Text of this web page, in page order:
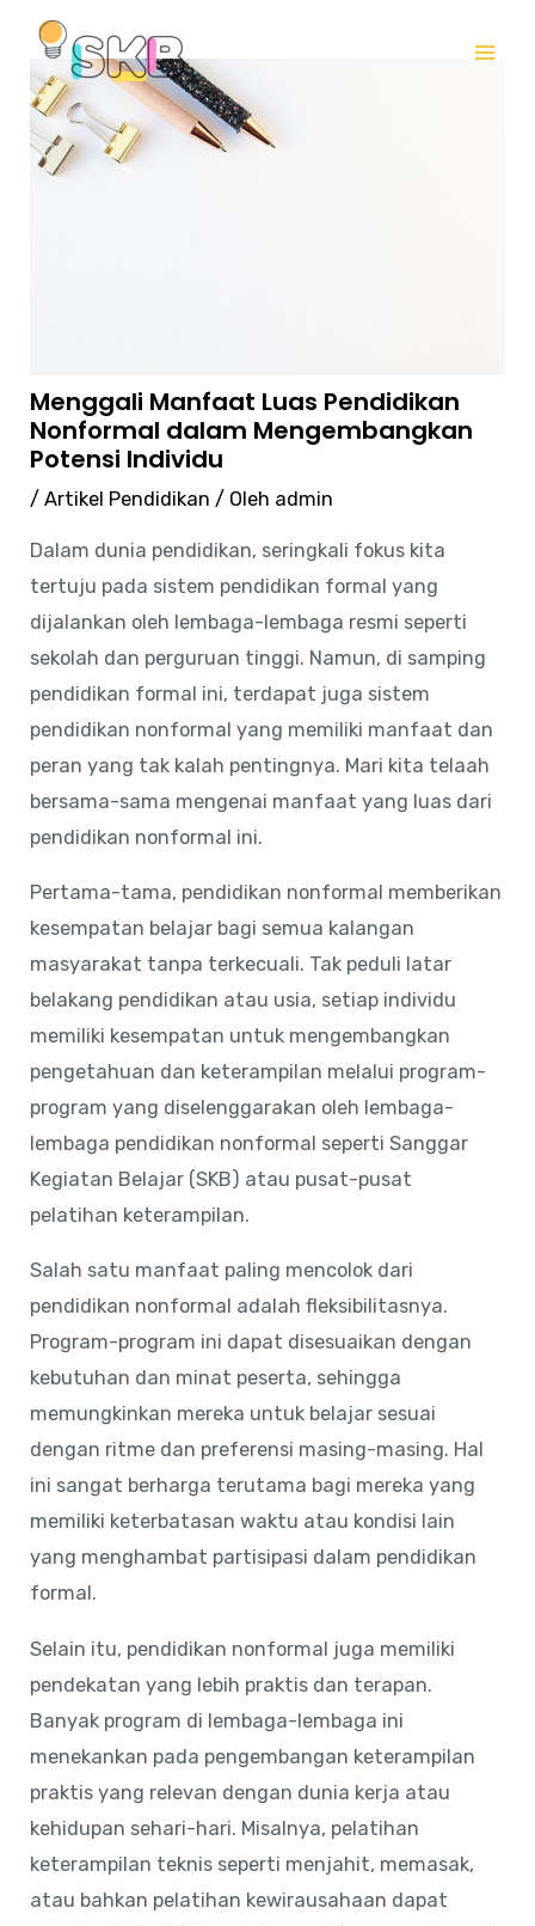
Lewati
konten
Menggali Manfaat Luas Pendidikan
Nonformal dalam Mengembangkan
Potensi Individu
/Artikel Pendidikan / Oleh admin
Dalam dunia pendidikan, seringkali fokus kita
tertuju pada sistem pendidikan formal yang
dijalankan oleh lembaga-lembaga resmi seperti
sekolah dan perguruan tinggi. Namun, di samping
pendidikan formal ini, terdapat juga sistem
pendidikan nonformal yang memiliki manfaat dan
peran yang tak kalah pentingnya. Mari kita telaah
bersama-sama mengenai manfaat yang luas dari
pendidikan nonformal ini.
Pertama-tama, pendidikan nonformal memberikan
kesempatan belajar bagi semua kalangan
masyarakat tanpa terkecuali. Tak peduli latar
belakang pendidikan atau usia, setiap individu
memiliki kesempatan untuk mengembangkan
pengetahuan dan keterampilan melalui program-
program yang diselenggarakan oleh lembaga-
lembaga pendidikan nonformal seperti Sanggar
Kegiatan Belajar (SKB) atau pusat-pusat
pelatihan keterampilan.
Salah satu manfaat paling mencolok dari
pendidikan nonformal adalah fleksibilitasnya.
Program-program ini dapat disesuaikan dengan
kebutuhan dan minat peserta, sehingga
memungkinkan mereka untuk belajar sesuai
dengan ritme dan preferensi masing-masing. Hal
ini sangat berharga terutama bagi mereka yang
memiliki keterbatasan waktu atau kondisi lain
yang menghambat partisipasi dalam pendidikan
formal.
Selain itu, pendidikan nonformal juga memiliki
pendekatan yang lebih praktis dan terapan.
Banyak program di lembaga-lembaga ini
menekankan pada pengembangan keterampilan
praktis yang relevan dengan dunia kerja atau
kehidupan sehari-hari. Misalnya, pelatihan
keterampilan teknis seperti menjahit, memasak,
atau bahkan pelatihan kewirausahaan dapat
navigation